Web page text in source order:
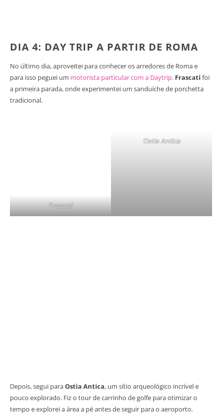
DIA 4: DAY TRIP A PARTIR DE ROMA
No último dia, aproveitei para conhecer os arredores de Roma e
para isso peguei um motorista particular com a Daytrip. Frascati foi
a primeira parada, onde experimentei um sanduíche de porchetta
tradicional.
Frascati
Ostia Antica
Depois, segui paraOstia Antica, um sítio arqueológico incrível e
pouco explorado. Fiz o tour de carrinho de golfe para otimizar o
tempo e explorei a área a pé antes de seguir para o aeroporto.